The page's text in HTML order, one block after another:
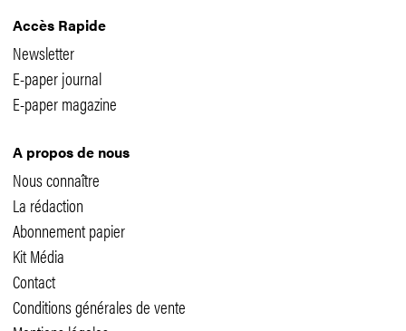
Accès Rapide
Newsletter
E-paper journal
E-paper magazine
A propos de nous
Nous connaître
La rédaction
Abonnement papier
Kit Média
Contact
Conditions générales de vente